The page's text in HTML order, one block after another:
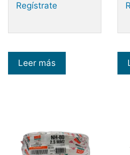
Regístrate
Leer más